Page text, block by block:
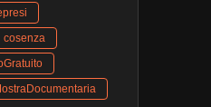
cosenza